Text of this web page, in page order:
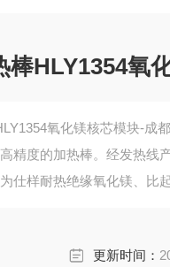
棒HLY1354氧
氧化镁核芯模块-成
精度的加热棒。经发热线
仕样耐热绝缘氧化镁、比
更新时间：